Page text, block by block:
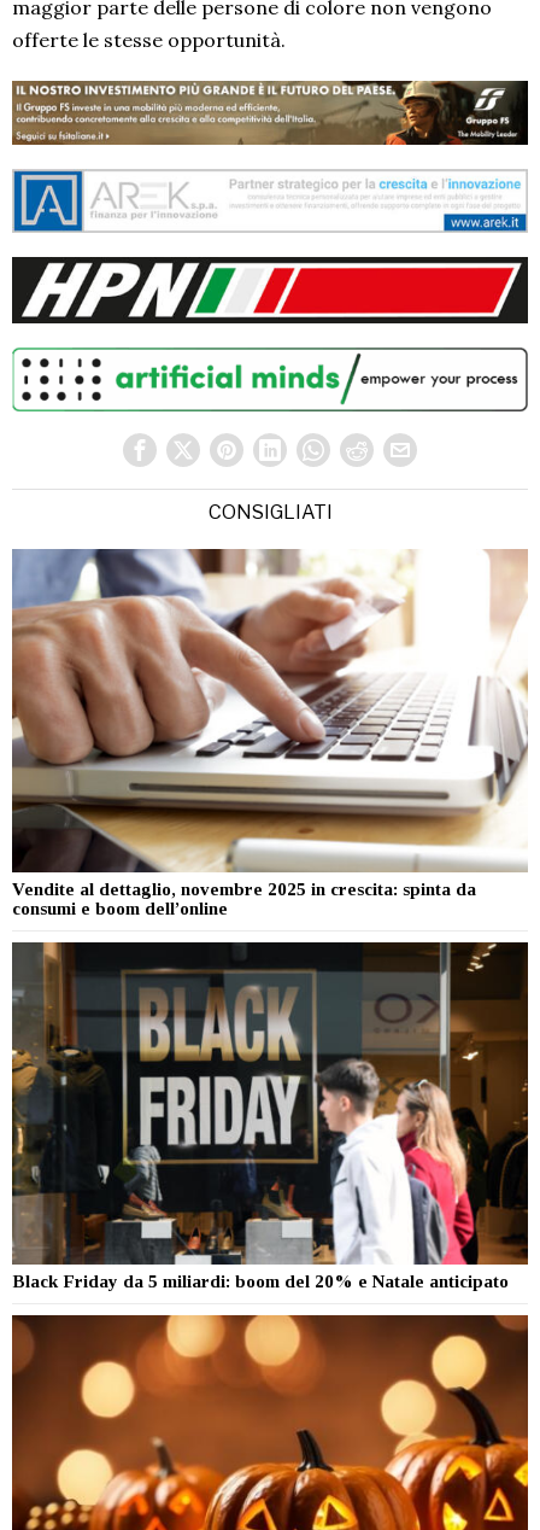
maggior parte delle persone di colore non vengono
offerte le stesse opportunità.
CONSIGLIATI
Vendite al dettaglio, novembre 2025 in crescita: spinta da
consumi e boom dell’online
Black Friday da 5 miliardi: boom del 20% e Natale anticipato